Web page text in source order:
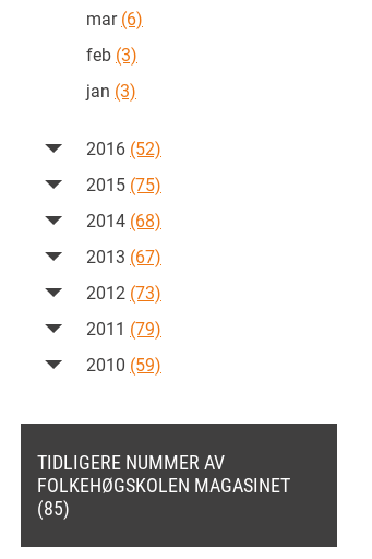
mar(6)
feb (3)
jan (3)
2016 (52)
2015 (75)
2014 (68)
2013 (67)
2012 (73)
2011 (79)
2010 (59)
TIDLIGERE NUMMER AV
FOLKEHØGSKOLEN MAGASINET
(85)